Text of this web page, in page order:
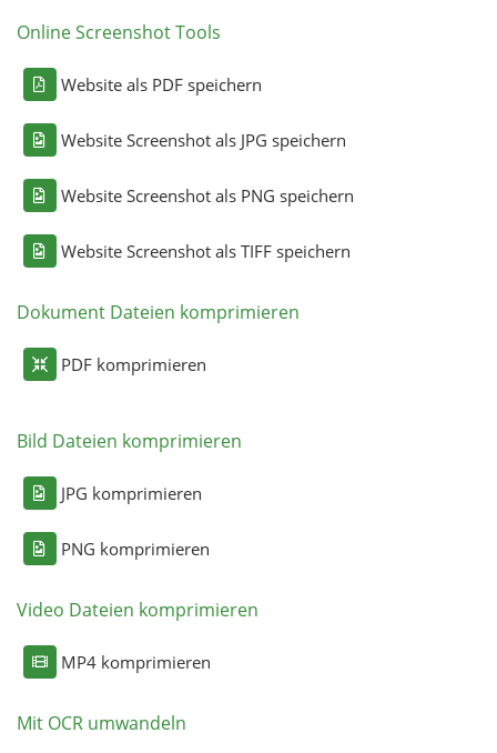
Online Screenshot Tools
Website als PDF speichern
Website Screenshot als JPG speichern
Website Screenshot als PNG speichern
Website Screenshot als TIFF speichern
Dokument Dateien komprimieren
PDF komprimieren
Bild Dateien komprimieren
JPG komprimieren
PNG komprimieren
Video Dateien komprimieren
MP4 komprimieren
Mit OCR umwandeln